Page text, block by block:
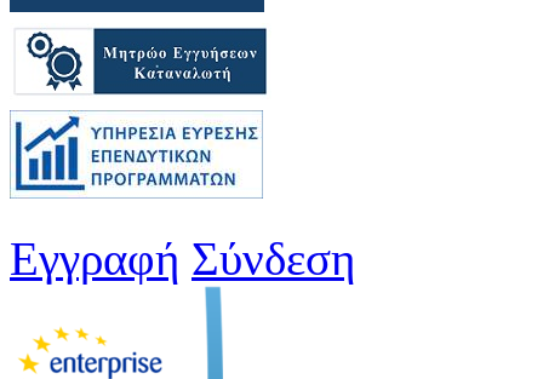
Εγγραφή Σύνδεση